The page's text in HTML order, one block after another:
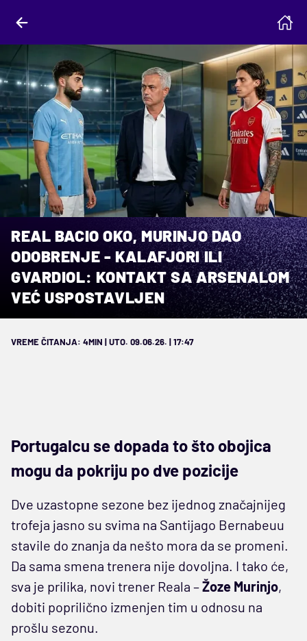
REAL BACIO OKO, MURINJO DAO
ODOBRENJE - KALAFJORI ILI
GVARDIOL: KONTAKT SA ARSENALOM
VEĆ USPOSTAVLJEN
VREME ČITANJA: 4MIN | UTO. 09.06.26. | 17:47
Portugalcu se dopada to što obojica
mogu da pokriju po dve pozicije
Dve uzastopne sezone bez ijednog značajnijeg
trofeja jasno su svima na Santijago Bernabeuu
stavile do znanja da nešto mora da se promeni.
Da sama smena trenera nije dovoljna. I tako će,
sva je prilika, novi trener Reala –Žoze Murinjo,
dobiti poprilično izmenjen tim u odnosu na
prošlu sezonu.